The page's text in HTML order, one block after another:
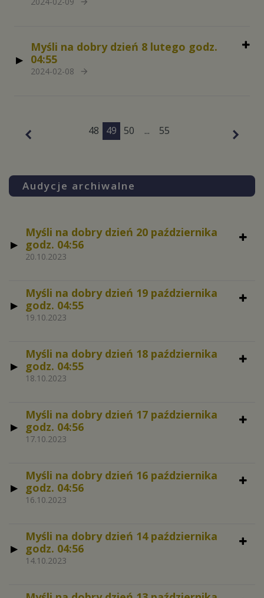
Myśli na dobry dzień 8 lutego godz.
04:55
2024-02-08 arrow_forward
48 49 50 ... 55
Audycje archiwalne
Myśli na dobry dzień 20 października
godz. 04:56
20.10.2023
Myśli na dobry dzień 19 października
godz. 04:55
19.10.2023
Myśli na dobry dzień 18 października
godz. 04:55
18.10.2023
Myśli na dobry dzień 17 października
godz. 04:56
17.10.2023
Myśli na dobry dzień 16 października
godz. 04:56
16.10.2023
Myśli na dobry dzień 14 października
godz. 04:56
14.10.2023